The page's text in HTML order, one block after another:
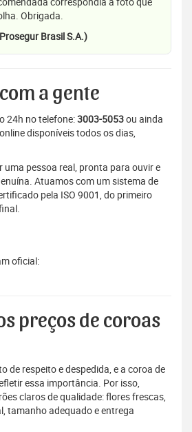
Obrigada.
Brasil S.A.)
a gente
24h no telefone:3003-5053ou ainda
disponíveis todos os dias,
uma pessoa real, pronta para ouvir e
Atuamos com um sistema de
pela ISO 9001, do primeiro
oficial:
preços de coroas
de respeito e despedida, e a coroa de
essa importância. Por isso,
claros de qualidade: flores frescas,
tamanho adequado e entrega